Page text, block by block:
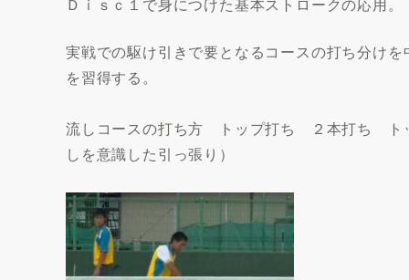
実戦での駆け引きで要となるコースの打ち分け
を習得する。
流しコースの打ち方 トップ打ち ２本打ち ト
しを意識した引っ張り）